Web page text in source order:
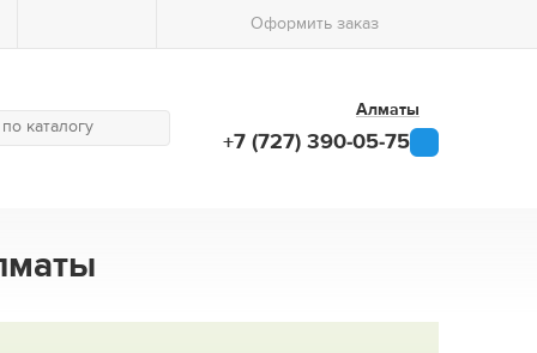
Оформить заказ
Алматы
+7 (727) 390-05-75